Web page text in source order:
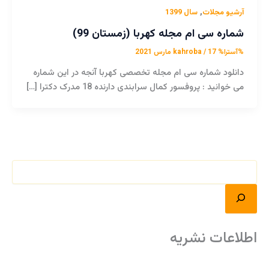
آرشیو مجلات, سال 1399
شماره سی ام مجله کهربا (زمستان 99)
%آسترا% kahroba/ 17 مارس 2021
دانلود شماره سی ام مجله تخصصی کهربا آنجه در این شماره
می خوانید : پروفسور کمال سرابندی دارنده 18 مدرک دکترا […]
اطلاعات نشریه